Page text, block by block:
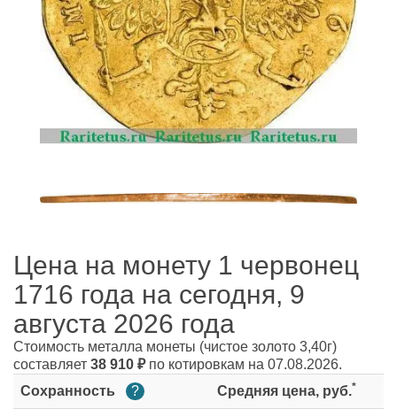
Цена на монету 1 червонец
1716 года на сегодня, 9
августа 2026 года
Стоимость металла монеты (чистое золото 3,40г)
составляет 38 910 ₽по котировкам на 07.08.2026.
Сохранность
? Средняя цена, руб.*